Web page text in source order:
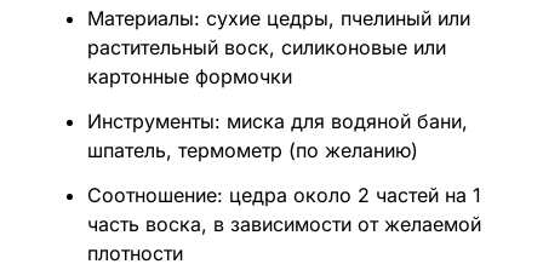
Материалы: сухие цедры, пчелиный или
растительный воск, силиконовые или
картонные формочки
Инструменты: миска для водяной бани,
шпатель, термометр (по желанию)
Соотношение: цедра около 2 частей на 1
часть воска, в зависимости от желаемой
плотности